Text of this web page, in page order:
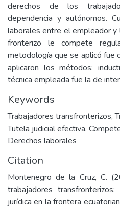
derechos de los
dependencia y autónomos.
laborales entre el empleador y
fronterizo le compete
metodología que se aplicó fue
aplicaron los métodos:
técnica empleada fue la de
Keywords
Trabajadores transfronterizos,
Tutela judicial efectiva,
Derechos laborales
Citation
Montenegro de la Cruz, C.
trabajadores
jurídica en la frontera